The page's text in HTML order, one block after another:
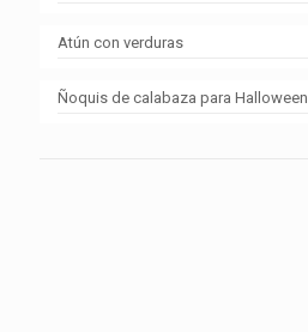
Atún con verduras
Ñoquis de calabaza para Halloween